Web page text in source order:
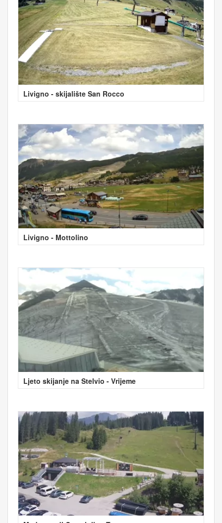
Livigno - skijalište San Rocco
Livigno - Mottolino
Ljeto skijanje na Stelvio - Vrijeme